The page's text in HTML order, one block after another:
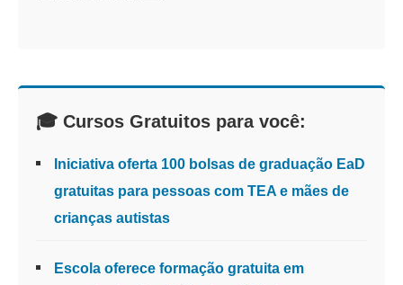
🎓 Cursos Gratuitos para você:
Iniciativa oferta 100 bolsas de graduação EaD
gratuitas para pessoas com TEA e mães de
crianças autistas
Escola oferece formação gratuita em